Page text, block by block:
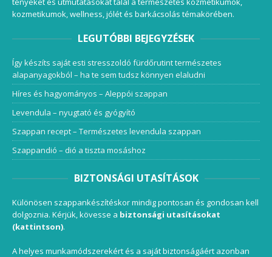
kozmetikumok, wellness, jólét és barkácsolás témakörében.
LEGUTÓBBI BEJEGYZÉSEK
Így készíts saját esti stresszoldó fürdőrutint természetes
alapanyagokból – ha te sem tudsz könnyen elaludni
Híres és hagyományos – Aleppói szappan
Levendula – nyugtató és gyógyító
Szappan recept – Természetes levendula szappan
Szappandió – dió a tiszta mosáshoz
BIZTONSÁGI UTASÍTÁSOK
Különösen szappankészítéskor mindig pontosan és gondosan kell
dolgoznia. Kérjük, kövesse a biztonsági utasításokat
(kattintson).
A helyes munkamódszerekért és a saját biztonságáért azonban